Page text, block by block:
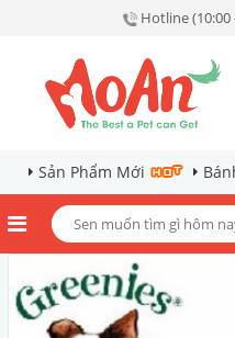
Hotline (10:00
Sản Phẩm Mới